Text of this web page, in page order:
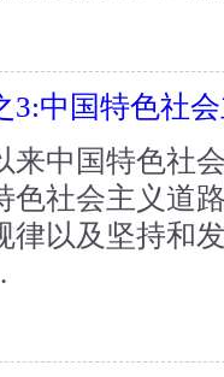
3:中国特色社
来中国特色社
色社会主义道
律以及坚持和